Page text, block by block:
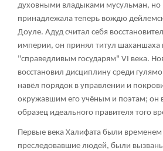
духовными владыками мусульман, но
принадлежала теперь вождю
Доуле. Адуд считал себя
империи, он принял титул шаханшаха
"справедливым государям" VI века.
восстановил дисциплину среди
навёл порядок в управлении и
окружавшим его учёным и поэтам; он
образец идеального правителя того
Первые века Халифата были временем
преследовавшие людей, были вызваны